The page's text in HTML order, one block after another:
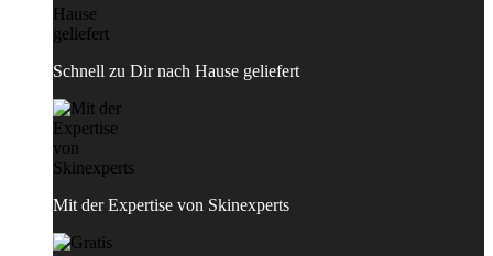
Schnell zu Dir nach Hause geliefert
Mit der Expertise von Skinexperts